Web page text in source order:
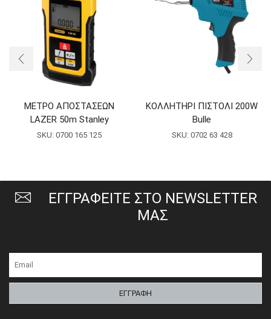
ΜΕΤΡΟ ΑΠΟΣΤΑΣΕΩΝ
LAZER 50m Stanley
SKU: 0700 165 125
ΚΟΛΛΗΤΗΡΙ ΠΙΣΤΟΛΙ 200W
Bulle
SKU: 0702 63 428
ΕΓΓΡΑΦΕΙΤΕ ΣΤΟ NEWSLETTER
ΜΑΣ